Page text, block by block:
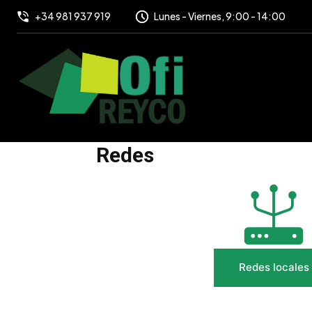
+34 981 937 919 Lunes - Viernes, 9:00 - 14:00
Redes
Redes locales